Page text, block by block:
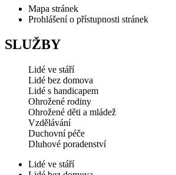
Mapa stránek
Prohlášení o přístupnosti stránek
SLUŽBY
Lidé ve stáří
Lidé bez domova
Lidé s handicapem
Ohrožené rodiny
Ohrožené děti a mládež
Vzdělávání
Duchovní péče
Dluhové poradenství
Lidé ve stáří